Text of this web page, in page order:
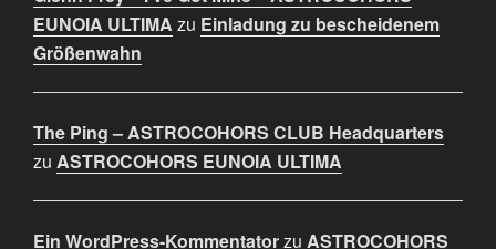
EUNOIA ULTIMA zu Einladung zu bescheidenem
Größenwahn
The Ping – ASTROCOHORS CLUB Headquarters
zu ASTROCOHORS EUNOIA ULTIMA
Ein WordPress-Kommentatorzu ASTROCOHORS